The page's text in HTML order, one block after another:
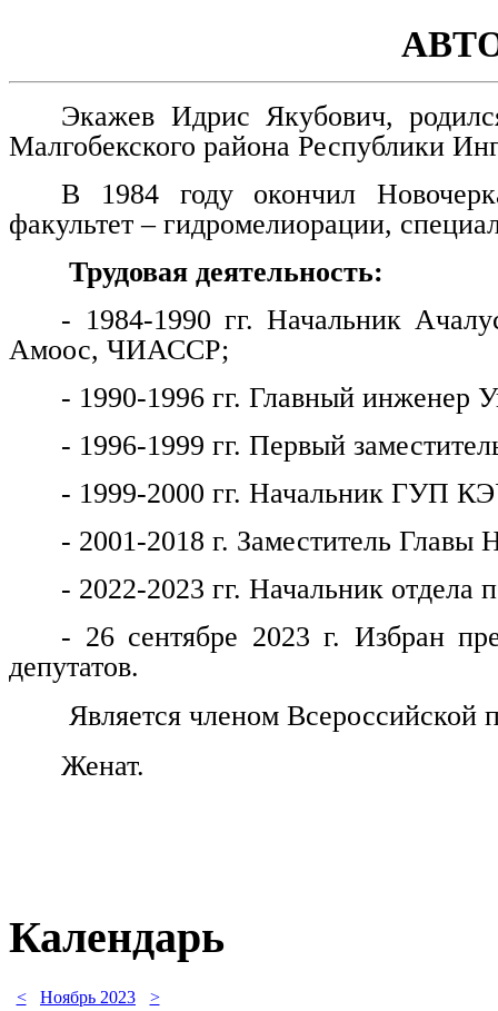
Экажев Идрис Якубович,
Малгобекского района Республики
В 1984 году окончил
факультет – гидромелиорации,
Трудовая деятельность:
- 1984-1990 гг. Начальник
Амоос, ЧИАССР;
- 1990-1996 гг. Главный
- 1996-1999 гг. Первый
- 1999-2000 гг. Начальник ГУП
- 2001-2018 г. Заместитель Главы
- 2022-2023 гг. Начальник
- 26 сентябре 2023 г. Избран
депутатов.
Является членом Всероссийской
Женат.
Календарь
< Ноябрь 2023
>